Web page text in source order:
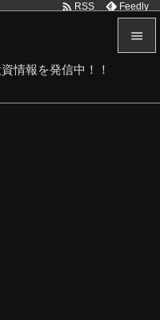
情報を発信中！！

 RSS Feedly